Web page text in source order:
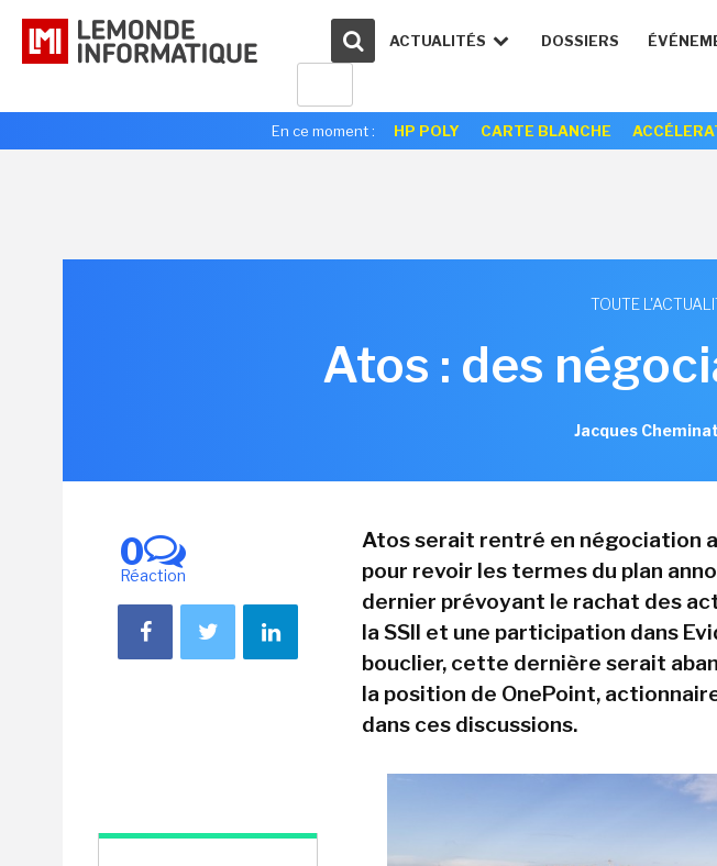
ACTUALITÉS DOSSIERS
En ce moment : HP POLY CARTE BLANCHE
TOUTE
Atos : des
Jacques Cheminat
0
Réaction
Atos serait rentré en négociation
pour revoir les termes du plan
dernier prévoyant le rachat des
la SSII et une participation dans
bouclier, cette dernière serait
la position de OnePoint,
dans ces discussions.